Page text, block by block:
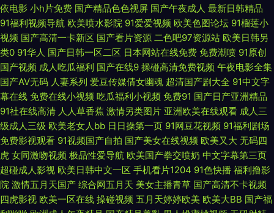
品理 欧美大肥婆 午夜老司机视频网 97影院网在线观看 狠狠爱亚洲五月婷婷
av 日本天堂视频在 一区二区三区日本精品 国产a级片免费观看 欧美成人a在
线 亚洲福利香蕉导航 草草网址www 精品亚洲永久免费精品 日夜撸av影音
先锋 中文字幕第1页中文字幕在线 国产精品在线一区 欧美日韩综合网 亚洲黄
色网址 超碰97人人爽 精品一区中文字幕 日日干精品免费 字幕在线中文 国产
精品一区二区白丝 欧美美女内射 硬一会就自动 中文日韩精品一区图片 国产
自拍后入 日韩va亚洲va 专业影视人员在线播放 国产十免费十高清 熟女视频
依电影 小h片免费 国产精品色色视屏 国产午夜成人 最新日韩精品
91福利视频导航 欧美喷水影院 91爱爱视频 欧美色图论坛 91榴莲小
视频 国产高清一卡新区 国产看片资源 二色吧97资源站 欧美日韩另
类0 91华人 国产日韩一区二区 日本网站在线免费 免费潮喷 91原创
国产视频 成人吃瓜福利 国产在线9 操碰高清免费视频 午夜电影全集
国产AV无码 人妻系列 爱豆传媒倩女幽魂 超清国产剧大全 91中文字
幕在线 免费在线小视频 吃瓜福利小视频 免费91 国产日产亚洲精品
91社在线高清 人人草香蕉 激情另类图片 亚洲欧美在线观看 成人三
级成人三级 欧美老女人bb 日日操第一页 91网豆花视频 91福利剧场
免费影视观看 91视频国产自拍 国产美女在线视频 欧美又大 无码四
虎 女同激吻视频 极品性爱导航 欧美国产拳交喷奶 中文字幕第三页
超碰成人影视 欧美日韩中文一区 手机看片1204 91色快播 福利撸影
院 激情五月天国产 综合网五月天 美女主播青草 国产高清不卡视频
四虎影视 欧美一区在线 操碰视频 五月天婷婷欧美 欧美大BB 国产福